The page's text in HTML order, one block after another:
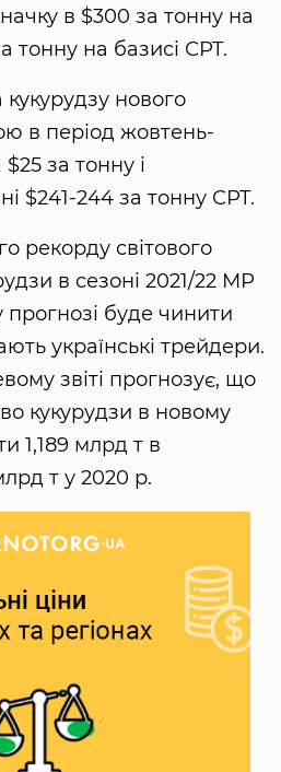
в $300 за тонну на
тонну на базисі СРТ.
кукурудзу нового
в період жовтень-
за тонну і
$241-244 за тонну СРТ.
рекорду світового
в сезоні 2021/22 МР
буде чинити
українські трейдери.
звіті прогнозує, що
кукурудзи в новому
1,189 млрд т в
т у 2020 р.